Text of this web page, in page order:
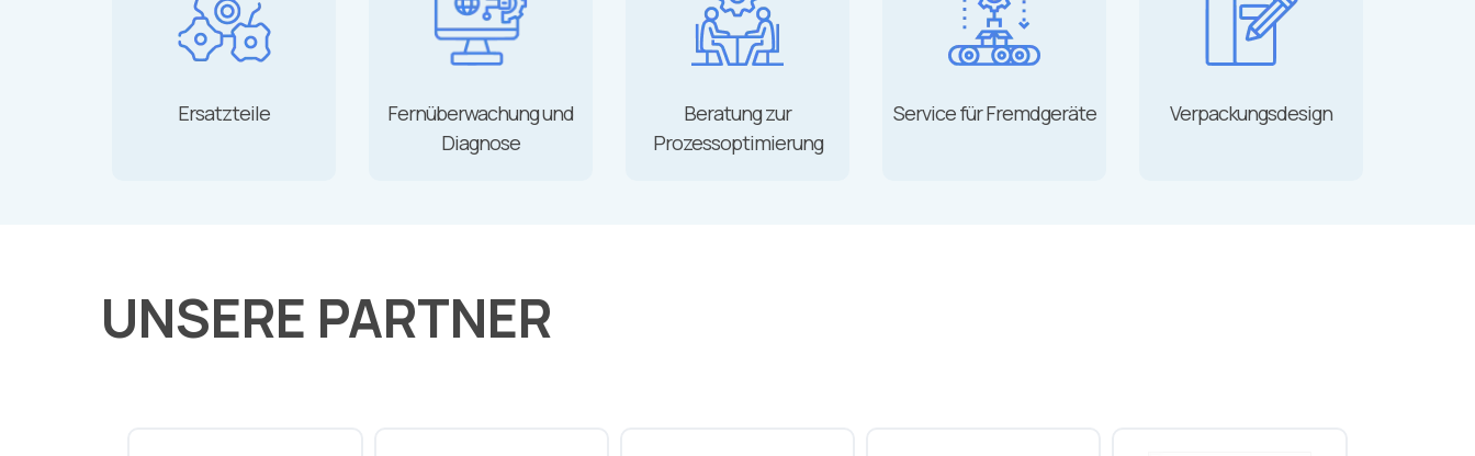
Ersatzteile
Fernüberwachung und
Diagnose
Beratung zur
Prozessoptimierung
Service für Fremdgeräte Verpackungsdesign
UNSERE PARTNER